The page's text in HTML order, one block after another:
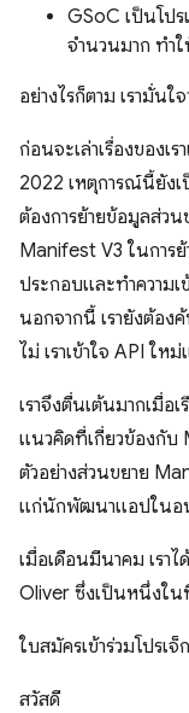
GSoC เป็นโป
จำนวนมาก ทำ
อย่างไรก็ตาม เรามั่นใ
ก่อนจะเล่าเรื่องของเ
2022 เหตุการณ์นี้ยังเ
ต้องการย้ายข้อมูลส่วน
Manifest V3 ในการ
ประกอบและทำความเ
นอกจากนี้ เรายังต้อง
ไม่ เราเข้าใจ API ให
เราจึงตื่นเต้นมากเมื่อ
แนวคิดที่เกี่ยวข้องกับ
ตัวอย่างส่วนขยาย
แก่นักพัฒนาแอปในอ
เมื่อเดือนมีนาคม เราไ
Oliver ซึ่งเป็นหนึ่งใ
ใบสมัครเข้าร่วมโปรเ
สวัสดี